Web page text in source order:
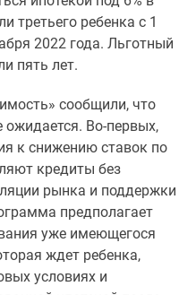
третьего ребенка с 1
2022 года. Льготный
пять лет.
сообщили, что
ожидается. Во-первых,
к снижению ставок по
кредиты без
рынка и поддержки
предполагает
уже имеющегося
ждет ребенка,
условиях и